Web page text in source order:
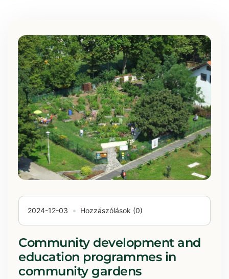
2024-12-03 Hozzászólások (0)
Community development and
education programmes in
community gardens